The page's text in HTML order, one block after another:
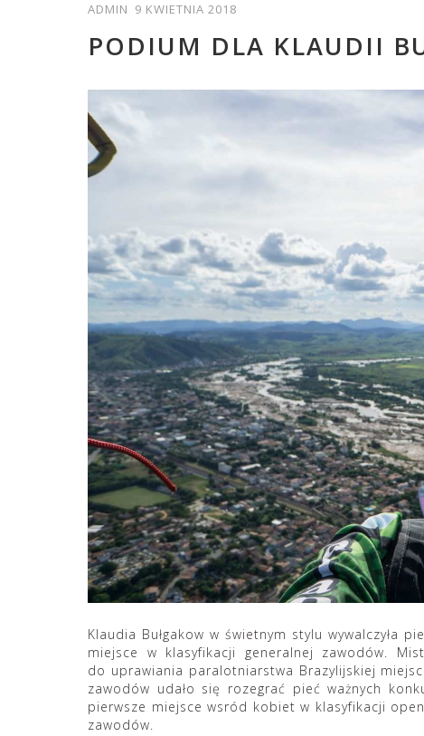
ADMIN 9 KWIETNIA 2018
PODIUM DLA KLAUDII
Klaudia Bułgakow w świetnym stylu wywalczyła
miejsce w klasyfikacji generalnej zawodów.
do uprawiania paralotniarstwa Brazylijskiej
zawodów udało się rozegrać pieć ważnych
pierwsze miejsce wsród kobiet w klasyfikacji
zawodów.